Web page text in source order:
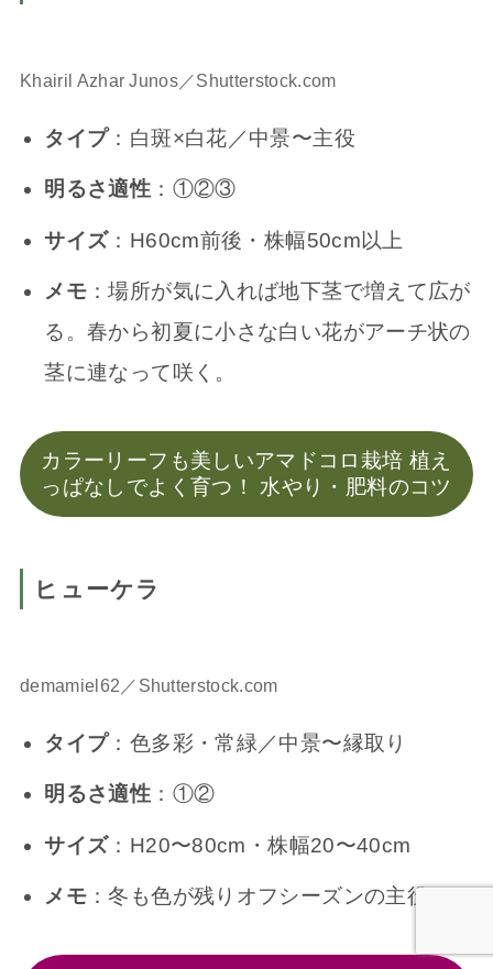
Khairil Azhar Junos／Shutterstock.com
タイプ：白斑×白花／中景〜主役
明るさ適性 ：①②③
サイズ：H60cm前後・株幅50cm以上
メモ ：場所が気に入れば地下茎で増えて広が
る。春から初夏に小さな白い花がアーチ状の
茎に連なって咲く。
カラーリーフも美しいアマドコロ栽培 植え
っぱなしでよく育つ！ 水やり・肥料のコツ
ヒューケラ
demamiel62／Shutterstock.com
タイプ：色多彩・常緑／中景〜縁取り
明るさ適性 ：①②
サイズ：H20〜80cm・株幅20〜40cm
メモ ：冬も色が残りオフシーズンの主役に。